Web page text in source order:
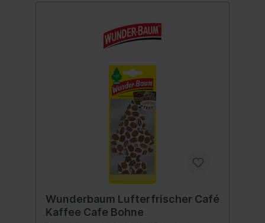
Wunderbaum Lufterfrischer Café
Kaffee Cafe Bohne